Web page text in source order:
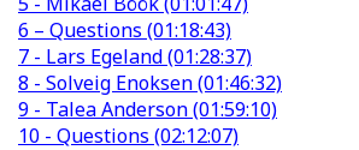
6 – Questions (01:18:43)
7 - Lars Egeland (01:28:37)
8 - Solveig Enoksen (01:46:32)
9 - Talea Anderson (01:59:10)
10 - Questions (02:12:07)